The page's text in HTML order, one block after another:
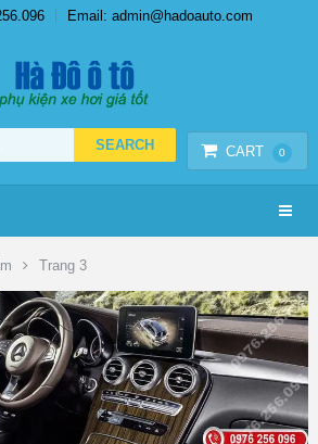
Email: admin@hadoauto.com
CART 0
Trang 3